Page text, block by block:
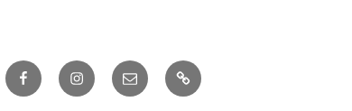
FacebookInstagram
E-
post
Länkar